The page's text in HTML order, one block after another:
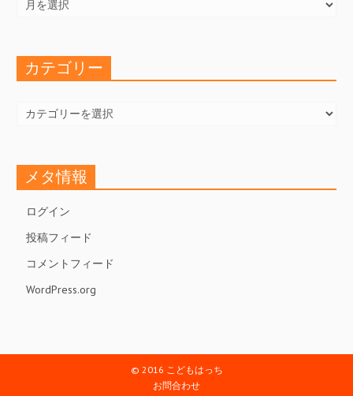
カ
カテゴリー
ゴ
メタ情報
ログイン
投稿フィード
コメントフィード
WordPress.org
© 2016 こどもはっち
お問合わせ